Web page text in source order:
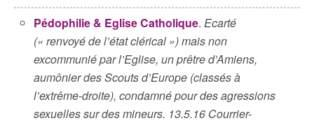
Pédophilie & Eglise Catholique.Ecarté
(« renvoyé de l’état clérical ») mais non
excommunié par l’Eglise, un prêtre d’Amiens,
aumônier des Scouts d’Europe (classés à
l’extrême-droite), condamné pour des agressions
sexuelles sur des mineurs. 13.5.16 Courrier-